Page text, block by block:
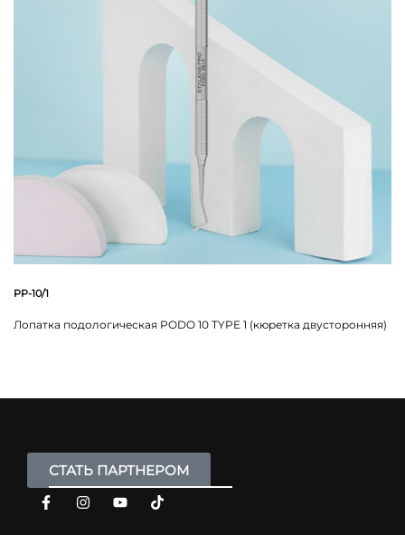
облегчает и ускоряет процесс обслуживания.
Для сохранения его свойств рекомендуется
использовать специализированные средства для
дезинфекции, совместимые с алюминием.
UNIQ COMBO — идеальное решение для
создания пушера своей мечты!
PP-10/1
Лопатка подологическая PODO 10 TYPE 1 (кюретка двусторонняя)
СТАТЬ ПАРТНЕРОМ